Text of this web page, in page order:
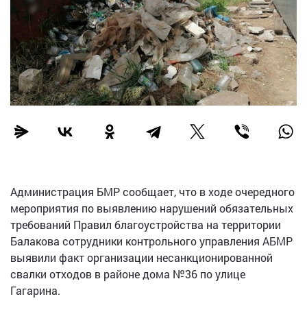
Администрация БМР сообщает, что в ходе очередного
мероприятия по выявлению нарушений обязательных
требований Правил благоустройства на территории
Балакова сотрудники контрольного управления АБМР
выявили факт организации несанкционированной
свалки отходов в районе дома №36 по улице
Гагарина.